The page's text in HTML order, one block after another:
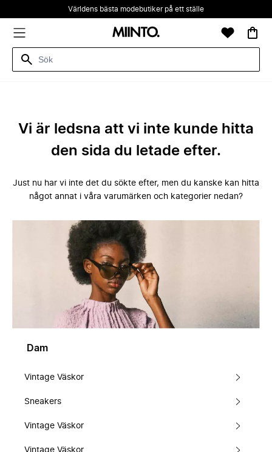
Världens bästa modebutiker på ett ställe
Vi är ledsna att vi inte kunde hitta
den sida du letade efter.
Just nu har vi inte det du sökte efter, men du kanske kan hitta
något annat i våra varumärken och kategorier nedan?
Dam
Vintage Väskor
Sneakers
Vintage Väskor
Vintage Väskor